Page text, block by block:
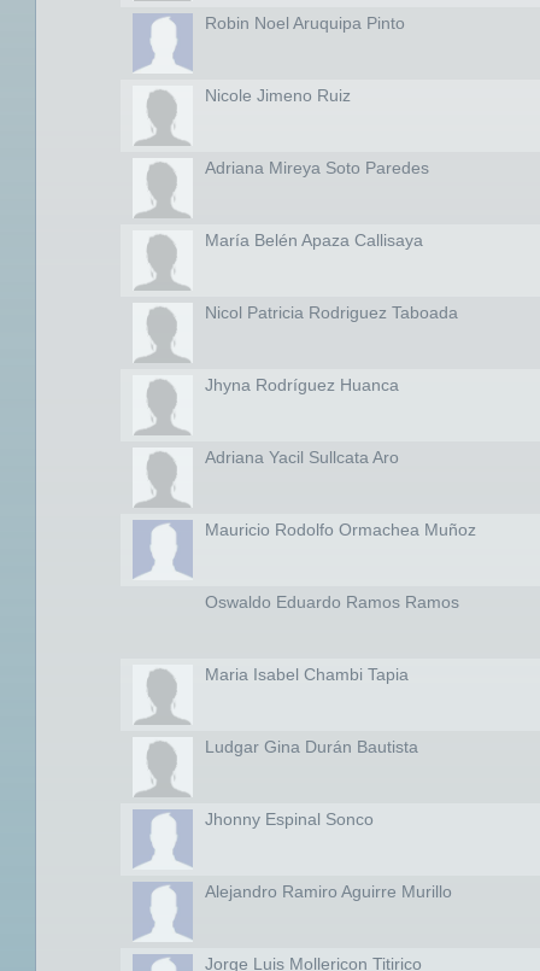
Robin Noel Aruquipa Pinto
Nicole Jimeno Ruiz
Adriana Mireya Soto Paredes
María Belén Apaza Callisaya
Nicol Patricia Rodriguez Taboada
Jhyna Rodríguez Huanca
Adriana Yacil Sullcata Aro
Mauricio Rodolfo Ormachea Muñoz
Oswaldo Eduardo Ramos Ramos
Maria Isabel Chambi Tapia
Ludgar Gina Durán Bautista
Jhonny Espinal Sonco
Alejandro Ramiro Aguirre Murillo
Jorge Luis Mollericon Titirico